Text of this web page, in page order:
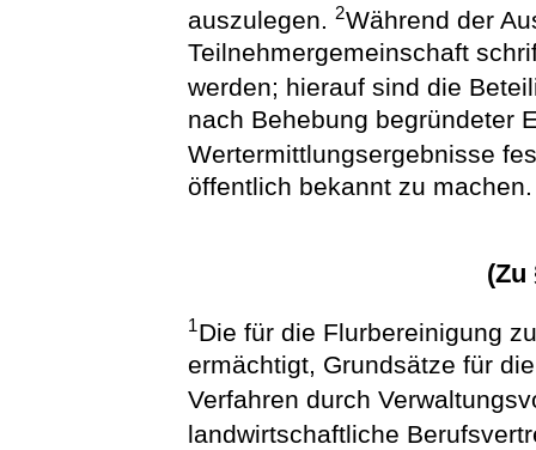
auszulegen.2Während der
Teilnehmergemeinschaft
werden; hierauf sind die
nach Behebung begründeter
Wertermittlungsergebnisse
öffentlich bekannt zu machen.
(Zu
1Die für die Flurbereinigung
ermächtigt, Grundsätze für
Verfahren durch
landwirtschaftliche